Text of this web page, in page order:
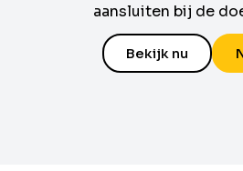
aansluiten bij de
Bekijk nu